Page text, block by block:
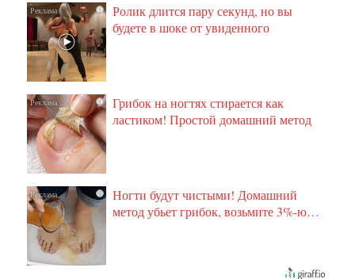
i
Ролик длится пару секунд, но вы
будете в шоке от увиденного
i
Грибок на ногтях стирается как
ластиком! Простой домашний метод
i
Ногти будут чистыми! Домашний
метод убьет грибок, возьмите 3%-ю…